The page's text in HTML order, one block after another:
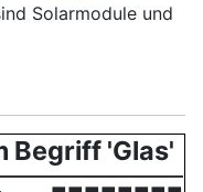
Solarmodule und
Begriff 'Glas'